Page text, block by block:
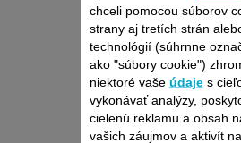
chceli pomocou súborov
strany aj tretích strán
technológií (súhrnne
ako "súbory cookie")
niektoré vaše údajes
vykonávať analýzy,
cielenú reklamu a obsah
vašich záujmov a aktivít